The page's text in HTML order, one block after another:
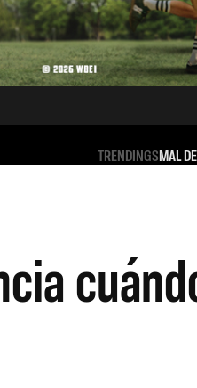
TRENDINGSMAL